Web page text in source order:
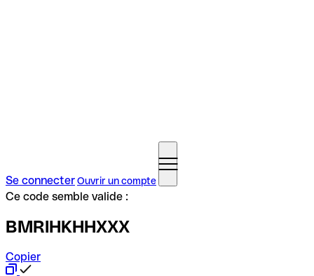
Se connecterOuvrir un compte
Ce code semble valide :
BMRIHKHHXXX
Copier